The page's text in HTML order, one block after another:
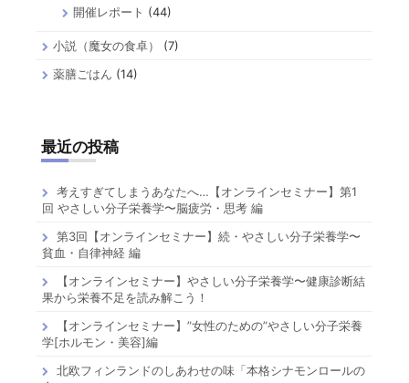
開催レポート (44)
小説（魔女の食卓）
(7)
薬膳ごはん (14)
最近の投稿
考えすぎてしまうあなたへ…【オンラインセミナー】第1
回 やさしい分子栄養学〜脳疲労・思考 編
第3回【オンラインセミナー】続・やさしい分子栄養学〜
貧血・自律神経 編
【オンラインセミナー】やさしい分子栄養学〜健康診断結
果から栄養不足を読み解こう！
【オンラインセミナー】”女性のための”やさしい分子栄養
学[ホルモン・美容]編
北欧フィンランドのしあわせの味「本格シナモンロールの